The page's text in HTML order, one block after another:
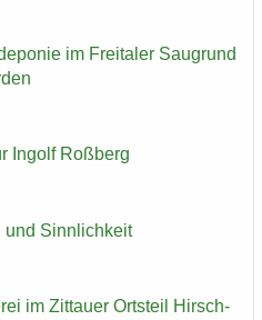
im Frei­ta­ler Saugrund
In­golf Roß­berg
und Sinn­lich­keit
im Zit­tau­er Orts­teil Hirsch­